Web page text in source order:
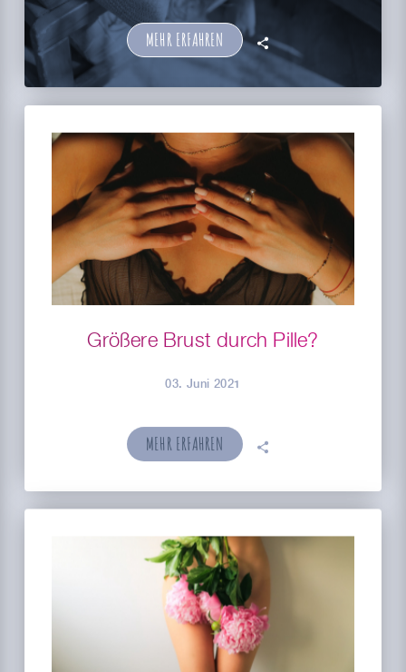
MEHR ERFAHREN 🗣
Größere Brust durch Pille?
03. Juni 2021
MEHR ERFAHREN 🗣